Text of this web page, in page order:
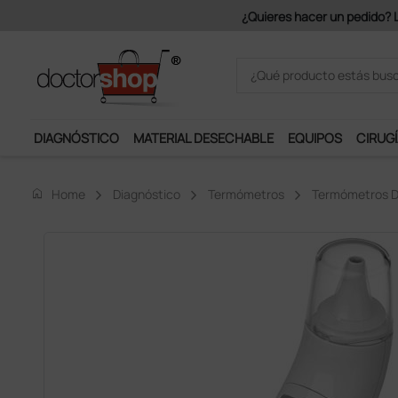
Únete al programa Ds Plus
DIAGNÓSTICO MATERIAL DESECHABLE EQUIPOS
home Home Diagnóstico Termómetros Termómetros